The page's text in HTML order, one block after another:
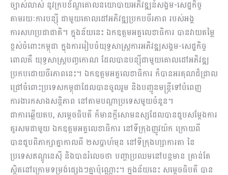
ច្បាស់លាស់ នូវក្របខ័ណ្ឌគោលនយោបាយអភិវឌ្ឍន៍សង្គម-សេដ្ឋកិច្ច
តាមរយៈការបន្ស៊ី ជាមួយគោលដៅអភិវឌ្ឍប្រកបចីរភាព របស់អង្គ
ការសហប្រជាជាតិ។ ក្នុងន័យនេះ ឯកឧត្ដមអគ្គលេខាធិការ បានវាយតម្លៃ
ខ្ពស់ចំពោះកម្ពុជា ក្នុងការរៀបចំយុទ្ធសាស្ត្រការអភិវឌ្ឍសង្គម-សេដ្ឋកិច្ច
ពោលគឺ យុទ្ធសាស្ត្របញ្ចកោណ ដែលបានបន្ស៊ីជាមួយគោលដៅអភិវឌ្ឍ
ប្រកបដោយចីរភាពនេះ។ ឯកឧត្តមអគ្គលេខាធិការ ក៏បានអរគុណដ៏ជ្រាល
ជ្រៅចំពោះប្រទេសកម្ពុជាដែលបានចូលរួម និងបញ្ជូនមន្ត្រីទៅបំពេញ
ការងារកសាងសន្តិភាព នៅតាមបណ្តាប្រទេសមួយចំនួន។
ជាការឆ្លើយតប, សម្ដេចធិបតី ក៏មានក្តីសោមនស្សដែលបានជួបសម្តែងការ
គួរសមជាមួយ ឯកឧត្តមអគ្គលេខាធិការ នៅទីក្រុងញូវយ៉ក ក្រោយពី
បានជួបពិភាក្សាគ្នាកាលពី ២សប្ដាហ៍មុន នៅទីក្រុងហ្សាការតា នៃ
ប្រទេសឥណ្ឌូនេស៊ី និងបានរំលេចថា បញ្ហាប្រឈមនៅបន្តមាន គ្រាន់តែ
ស្ថិតនៅក្រោមទម្រង់ផ្សេងៗគ្នាប៉ុណ្ណោះ។ ក្នុងន័យនេះ សម្ដេចធិបតី បាន